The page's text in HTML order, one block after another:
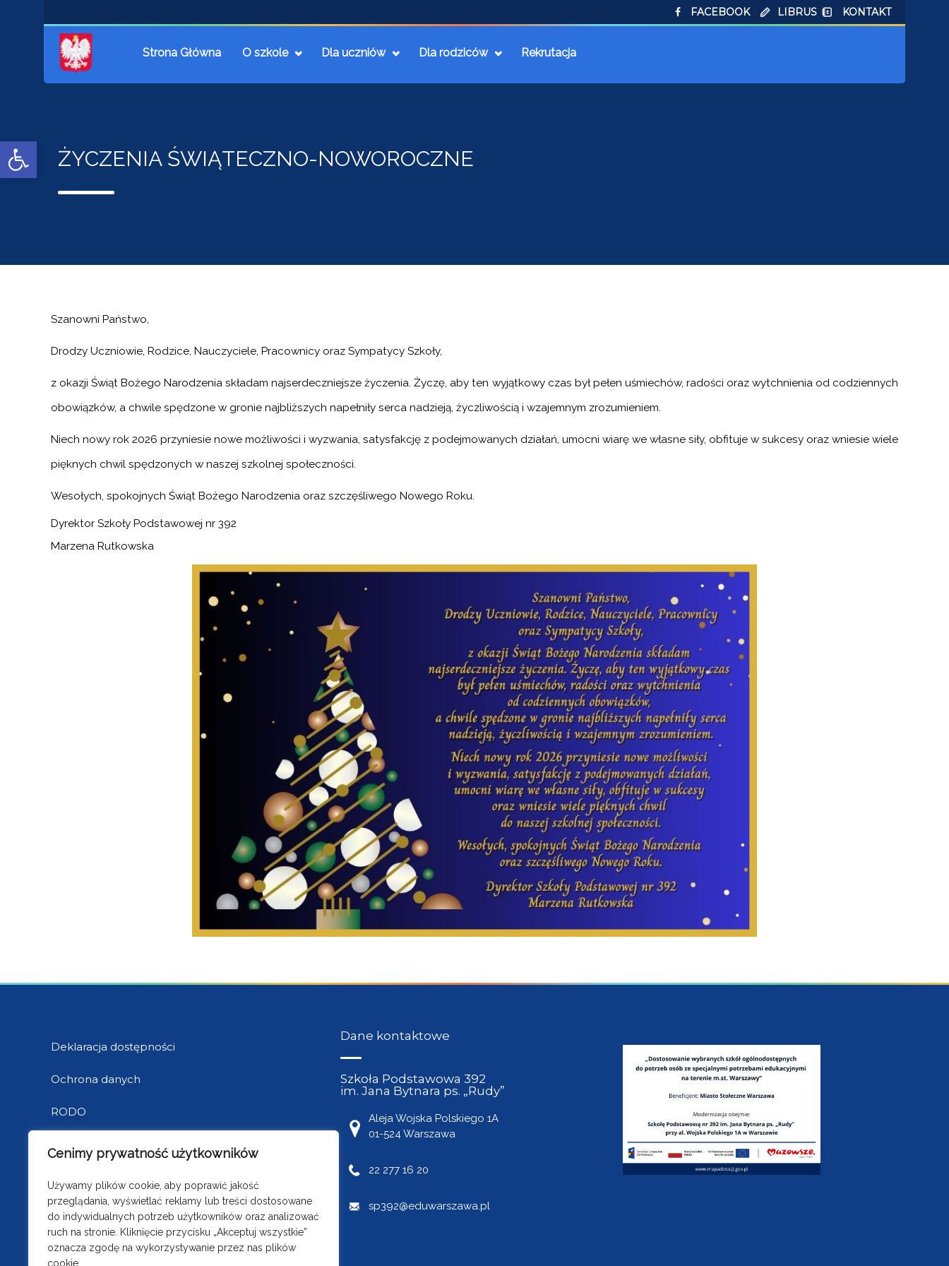
Open toolbar
Cenimy prywatność użytkowników
Używamy plików cookie, aby poprawić jakość
przeglądania, wyświetlać reklamy lub treści dostosowane
do indywidualnych potrzeb użytkowników oraz analizować
ruch na stronie. Kliknięcie przycisku „Akceptuj wszystkie”
oznacza zgodę na wykorzystywanie przez nas plików
cookie.
FACEBOOK LIBRUS KONTAKT
Strona Główna O szkole Dla uczniów Dla rodziców Rekrutacja
ŻYCZENIA ŚWIĄTECZNO-NOWOROCZNE
Szanowni Państwo,
Drodzy Uczniowie, Rodzice, Nauczyciele, Pracownicy oraz Sympatycy Szkoły,
z okazji Świąt Bożego Narodzenia składam najserdeczniejsze życzenia. Życzę, aby ten wyjątkowy czas był pełen uśmiechów, radości oraz wytchnienia od codziennych
obowiązków, a chwile spędzone w gronie najbliższych napełniły serca nadzieją, życzliwością i wzajemnym zrozumieniem.
Niech nowy rok 2026 przyniesie nowe możliwości i wyzwania, satysfakcję z podejmowanych działań, umocni wiarę we własne siły, obfituje w sukcesy oraz wniesie wiele
pięknych chwil spędzonych w naszej szkolnej społeczności.
Wesołych, spokojnych Świąt Bożego Narodzenia oraz szczęśliwego Nowego Roku.
Dyrektor Szkoły Podstawowej nr 392
Marzena Rutkowska
Deklaracja dostępności
Ochrona danych
RODO
BIP
Dane kontaktowe
Szkoła Podstawowa 392
im. Jana Bytnara ps. „Rudy”
Aleja Wojska Polskiego 1A
01-524 Warszawa
22 277 16 20
sp392@eduwarszawa.pl